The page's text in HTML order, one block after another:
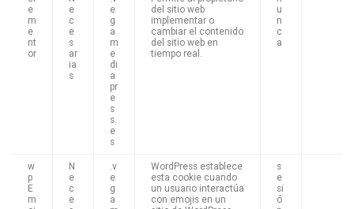
e
m
e
nt
or
e
c
e
s
ar
ia
s
e
g
a
m
e
di
a
pr
e
s
s.
e
s
del sitio web
implementar o
cambiar el contenido
del sitio web en
tiempo real.
u
n
c
a
w
p
E
m
N
e
c
e
.v
e
g
a
WordPress establece
esta cookie cuando
un usuario interactúa
con emojis en un
s
e
si
ó